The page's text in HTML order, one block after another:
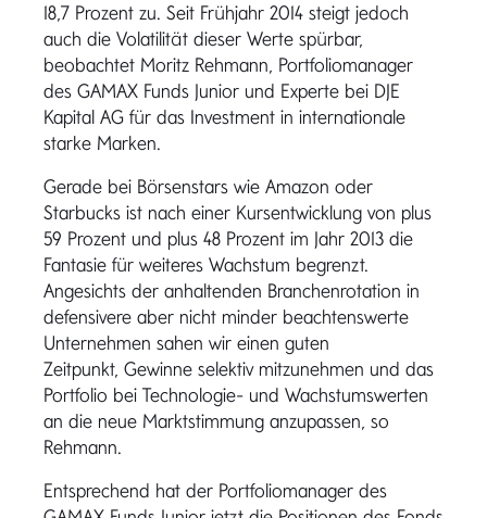
18,7 Prozent zu. Seit Frühjahr 2014 steigt jedoch
auch die Volatilität dieser Werte spürbar,
beobachtet Moritz Rehmann, Portfoliomanager
des GAMAX Funds Junior und Experte bei DJE
Kapital AG für das Investment in internationale
starke Marken.
Gerade bei Börsenstars wie Amazon oder
Starbucks ist nach einer Kursentwicklung von plus
59 Prozent und plus 48 Prozent im Jahr 2013 die
Fantasie für weiteres Wachstum begrenzt.
Angesichts der anhaltenden Branchenrotation in
defensivere aber nicht minder beachtenswerte
Unternehmen sahen wir einen guten
Zeitpunkt, Gewinne selektiv mitzunehmen und das
Portfolio bei Technologie- und Wachstumswerten
an die neue Marktstimmung anzupassen, so
Rehmann.
Entsprechend hat der Portfoliomanager des